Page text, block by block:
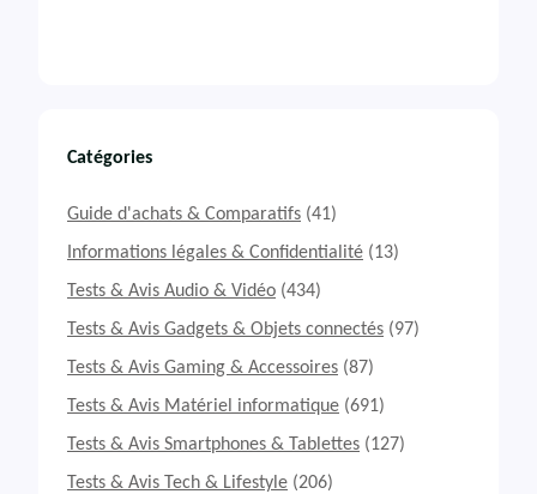
Catégories
Guide d'achats & Comparatifs (41)
Informations légales & Confidentialité (13)
Tests & Avis Audio & Vidéo (434)
Tests & Avis Gadgets & Objets connectés (97)
Tests & Avis Gaming & Accessoires (87)
Tests & Avis Matériel informatique (691)
Tests & Avis Smartphones & Tablettes (127)
Tests & Avis Tech & Lifestyle (206)